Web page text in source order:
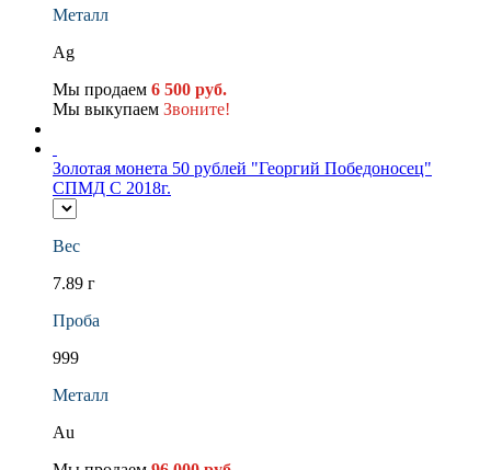
Металл
Ag
Мы продаем 6 500 руб.
Мы выкупаем Звоните!
Золотая монета 50 рублей "Георгий Победоносец"
СПМД С 2018г.
Вес
7.89 г
Проба
999
Металл
Au